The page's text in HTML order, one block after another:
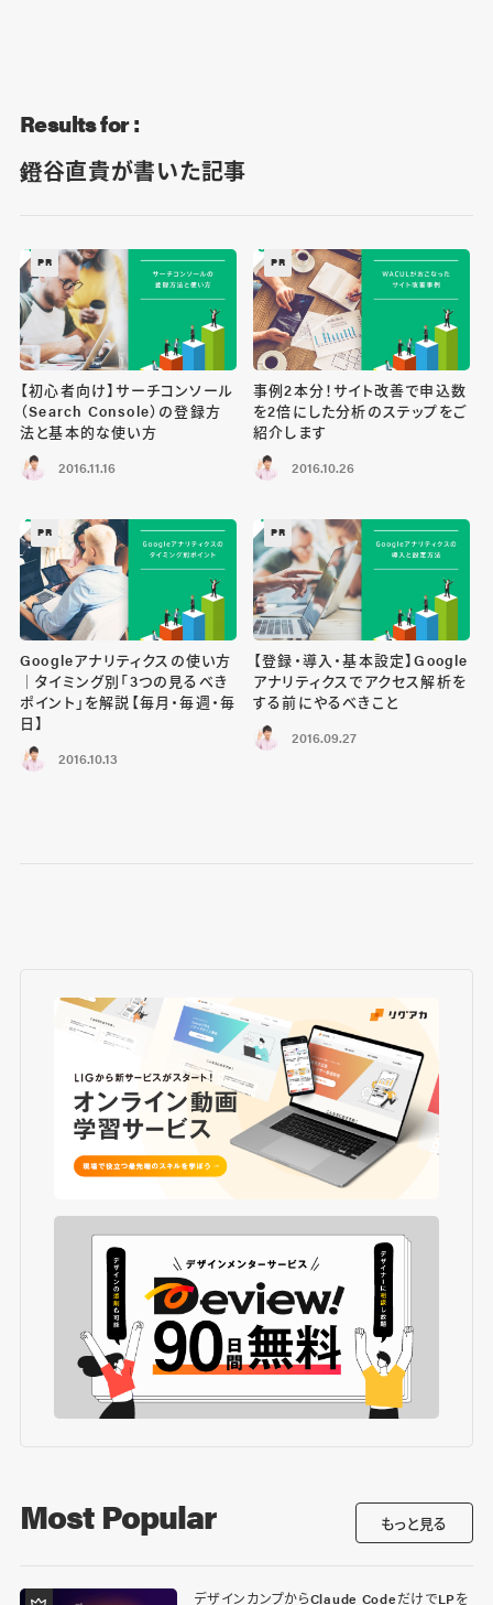
Results for :
鐙谷直貴が書いた記事
PR
【初心者向け】サーチコンソール
（Search Console）の登録方
法と基本的な使い方
2016.11.16
PR
事例2本分！サイト改善で申込数
を2倍にした分析のステップをご
紹介します
2016.10.26
PR
Googleアナリティクスの使い方
｜タイミング別「3つの見るべき
ポイント」を解説【毎月・毎週・毎
日】
2016.10.13
PR
【登録・導入・基本設定】Google
アナリティクスでアクセス解析を
する前にやるべきこと
2016.09.27
Most Popular もっと見る
デザインカンプからClaude CodeだけでLPを